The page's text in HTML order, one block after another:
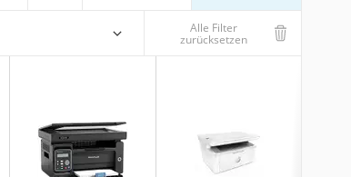
Alle Filter
zurücksetzen